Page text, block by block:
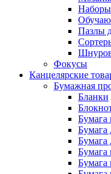
Наборы
Пазлы
Фокусы
Канцелярские
Бумажная
Бланки
Бумага
Бумага
Бумага
Бумага
Бумага